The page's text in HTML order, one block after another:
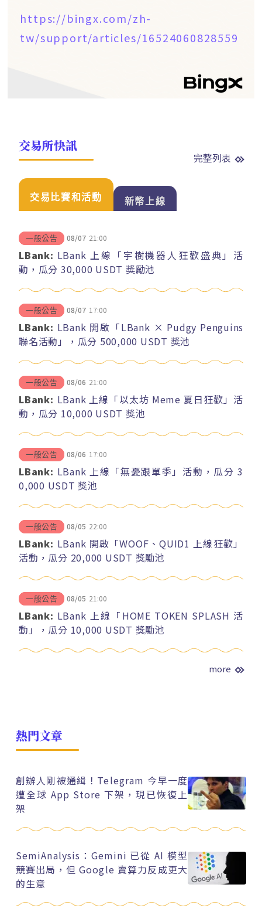
https://bingx.com/zh-
tw/support/articles/16524060828559
交易所快訊
完整列表
交易比賽和活動 新幣上線
一般公告 08/07 21:00
LBank: LBank 上線「宇樹機器人狂歡盛典」活
動，瓜分 30,000 USDT 獎勵池
一般公告 08/07 17:00
LBank: LBank 開啟「LBank × Pudgy Penguins
聯名活動」，瓜分 500,000 USDT 獎池
一般公告 08/06 21:00
LBank: LBank 上線「以太坊 Meme 夏日狂歡」活
動，瓜分 10,000 USDT 獎池
一般公告 08/06 17:00
LBank: LBank 上線「無憂跟單季」活動，瓜分 3
0,000 USDT 獎池
一般公告 08/05 22:00
LBank: LBank 開啟「WOOF、QUID1 上線狂歡」
活動，瓜分 20,000 USDT 獎勵池
一般公告 08/05 21:00
LBank: LBank 上線「HOME TOKEN SPLASH 活
動」，瓜分 10,000 USDT 獎勵池
more
熱門文章
創辦人剛被通緝！Telegram 今早一度
遭全球 App Store 下架，現已恢復上
架
SemiAnalysis：Gemini 已從 AI 模型
競賽出局，但 Google 賣算力反成更大
的生意